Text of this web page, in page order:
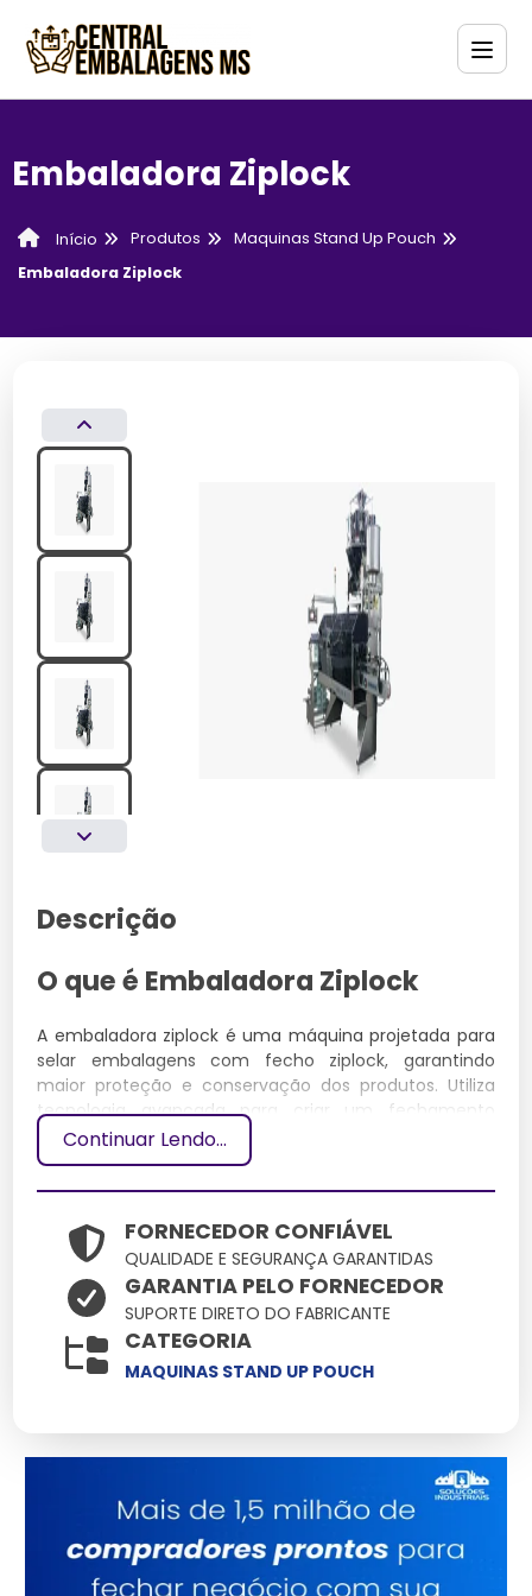
Embaladora Ziplock
Início Produtos
Maquinas Stand Up Pouch
Embaladora Ziplock
Descrição
O que é Embaladora Ziplock
A embaladora ziplock é uma máquina projetada para
selar embalagens com fecho ziplock, garantindo
maior proteção e conservação dos produtos. Utiliza
tecnologia avançada para criar um fechamento
hermético, essencial para indústrias alimentícias e de
varejo.
Especificações Técnicas
Dimensões
(cm)
Peso
(kg)
MaterialCapacidadePotência
50 x 40 x
30
10
Inoxidávelunidades/hora
Benefícios
Fecho Hermético:Garante a conservação dos
produtos por mais tempo.
Alta Capacidade de Selagem:Ideal para grandes
volumes de produção.
Continuar Lendo...
FORNECEDOR CONFIÁVEL
QUALIDADE E SEGURANÇA GARANTIDAS
GARANTIA PELO FORNECEDOR
SUPORTE DIRETO DO FABRICANTE
CATEGORIA
MAQUINAS STAND UP POUCH